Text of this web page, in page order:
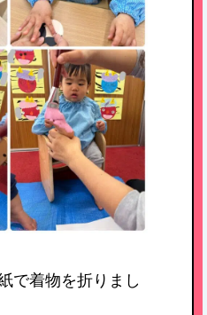
HOME
で着物を折りまし